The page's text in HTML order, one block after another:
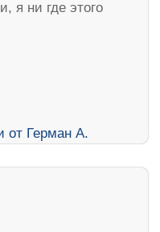
я ни где этого